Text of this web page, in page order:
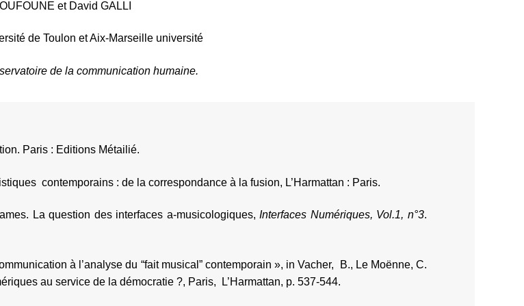
et David GALLI
de Toulon et Aix-Marseille université
de la communication humaine.
Paris : Editions Métailié.
contemporains : de la correspondance à la fusion, L’Harmattan : Paris.
La question des interfaces a-musicologiques,Interfaces Numériques, Vol.1, n°3.
à l’analyse du “fait musical” contemporain », in Vacher, B., Le Moënne, C.
au service de la démocratie ?, Paris, L’Harmattan, p. 537-544.